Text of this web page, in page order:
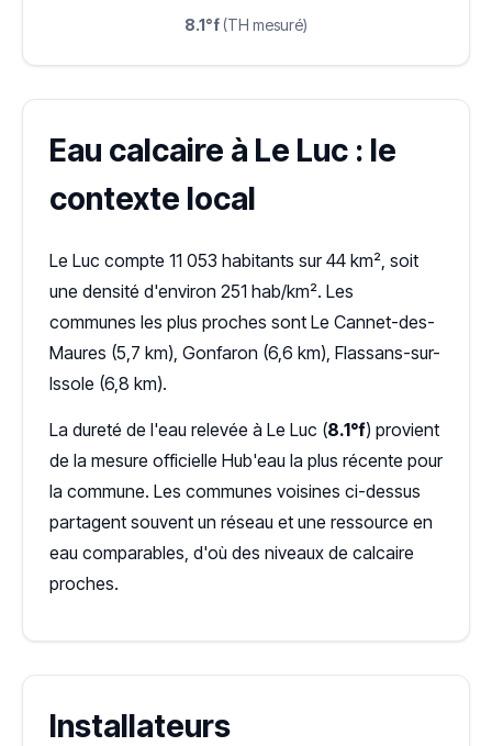
8.1°f (TH mesuré)
Eau calcaire à Le Luc : le
contexte local
Le Luc compte 11 053 habitants sur 44 km², soit
une densité d'environ 251 hab/km². Les
communes les plus proches sont Le Cannet-des-
Maures (5,7 km), Gonfaron (6,6 km), Flassans-sur-
Issole (6,8 km).
La dureté de l'eau relevée à Le Luc (8.1°f) provient
de la mesure officielle Hub'eau la plus récente pour
la commune. Les communes voisines ci-dessus
partagent souvent un réseau et une ressource en
eau comparables, d'où des niveaux de calcaire
proches.
Installateurs